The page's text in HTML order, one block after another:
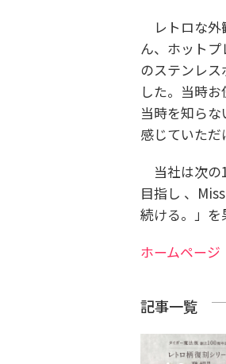
レトロな外
ん、ホット
のステンレ
した。当時
当時を知ら
感じていただ
当社は次の
目指し 、
続ける。」を
ホームページ
記事一覧